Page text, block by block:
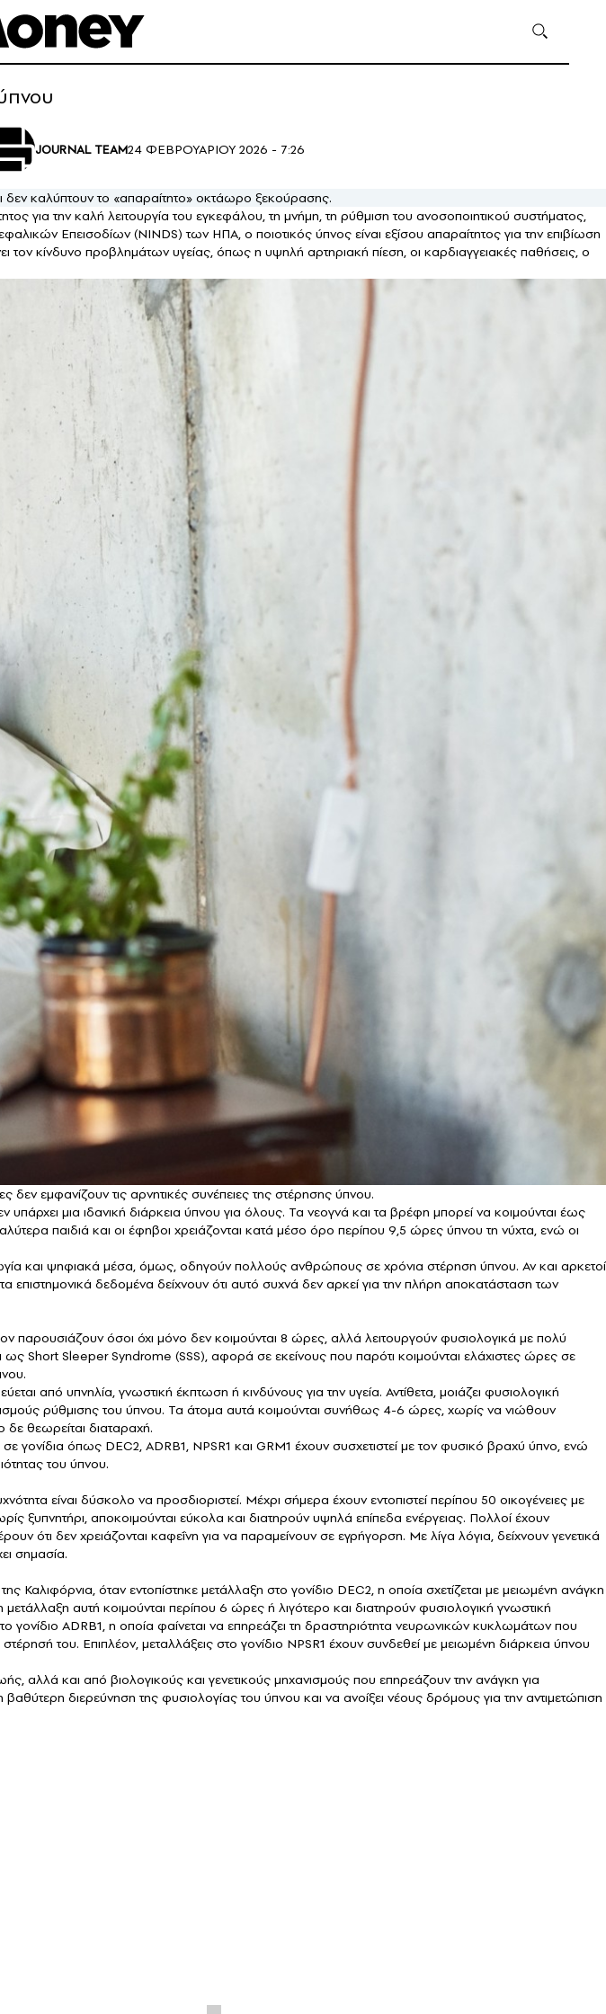
JOURNAL TEAM24 ΦΕΒΡΟΥΑΡΙΟΥ 2026 - 7:26
δεν καλύπτουν το «απαραίτητο» οκτάωρο ξεκούρασης.
για την καλή λειτουργία του εγκεφάλου, τη μνήμη, τη ρύθμιση του ανοσοποιητικού συστήματος,
Επεισοδίων (NINDS) των ΗΠΑ, ο ποιοτικός ύπνος είναι εξίσου απαραίτητος για την επιβίωση
κίνδυνο προβλημάτων υγείας, όπως η υψηλή αρτηριακή πίεση, οι καρδιαγγειακές παθήσεις, ο
εμφανίζουν τις αρνητικές συνέπειες της στέρησης ύπνου.
μια ιδανική διάρκεια ύπνου για όλους. Τα νεογνά και τα βρέφη μπορεί να κοιμούνται έως
παιδιά και οι έφηβοι χρειάζονται κατά μέσο όρο περίπου 9,5 ώρες ύπνου τη νύχτα, ενώ οι
και ψηφιακά μέσα, όμως, οδηγούν πολλούς ανθρώπους σε χρόνια στέρηση ύπνου. Αν και αρκετοί
δεδομένα δείχνουν ότι αυτό συχνά δεν αρκεί για την πλήρη αποκατάσταση των
παρουσιάζουν όσοι όχι μόνο δεν κοιμούνται 8 ώρες, αλλά λειτουργούν φυσιολογικά με πολύ
Short Sleeper Syndrome (SSS), αφορά σε εκείνους που παρότι κοιμούνται ελάχιστες ώρες σε
από υπνηλία, γνωστική έκπτωση ή κινδύνους για την υγεία. Αντίθετα, μοιάζει φυσιολογική
ρύθμισης του ύπνου. Τα άτομα αυτά κοιμούνται συνήθως 4-6 ώρες, χωρίς να νιώθουν
θεωρείται διαταραχή.
γονίδια όπως DEC2, ADRB1, NPSR1 και GRM1 έχουν συσχετιστεί με τον φυσικό βραχύ ύπνο, ενώ
του ύπνου.
είναι δύσκολο να προσδιοριστεί. Μέχρι σήμερα έχουν εντοπιστεί περίπου 50 οικογένειες με
ξυπνητήρι, αποκοιμούνται εύκολα και διατηρούν υψηλά επίπεδα ενέργειας. Πολλοί έχουν
ότι δεν χρειάζονται καφεΐνη για να παραμείνουν σε εγρήγορση. Με λίγα λόγια, δείχνουν γενετικά
σημασία.
όταν εντοπίστηκε μετάλλαξη στο γονίδιο DEC2, η οποία σχετίζεται με μειωμένη ανάγκη
αυτή κοιμούνται περίπου 6 ώρες ή λιγότερο και διατηρούν φυσιολογική γνωστική
γονίδιο ADRB1, η οποία φαίνεται να επηρεάζει τη δραστηριότητα νευρωνικών κυκλωμάτων που
του. Επιπλέον, μεταλλάξεις στο γονίδιο NPSR1 έχουν συνδεθεί με μειωμένη διάρκεια ύπνου
αλλά και από βιολογικούς και γενετικούς μηχανισμούς που επηρεάζουν την ανάγκη για
διερεύνηση της φυσιολογίας του ύπνου και να ανοίξει νέους δρόμους για την αντιμετώπιση